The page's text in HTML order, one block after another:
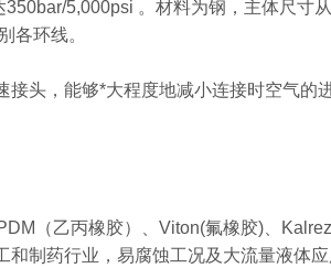
5,000psi 。材料为钢，主体尺寸
各环线。
头，能够*大程度地减小连接时空气的
（乙丙橡胶）、Viton(氟橡胶)、Kalrez
制药行业，易腐蚀工况及大流量液体应